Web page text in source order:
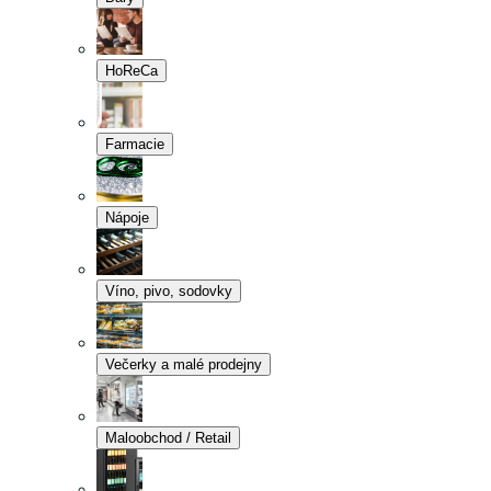
HoReCa
Farmacie
Nápoje
Víno, pivo, sodovky
Večerky a malé prodejny
Maloobchod / Retail